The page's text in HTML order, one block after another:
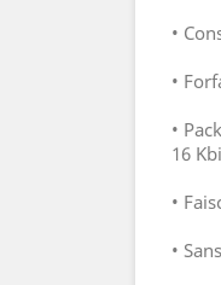
•
•
•
16
•
•